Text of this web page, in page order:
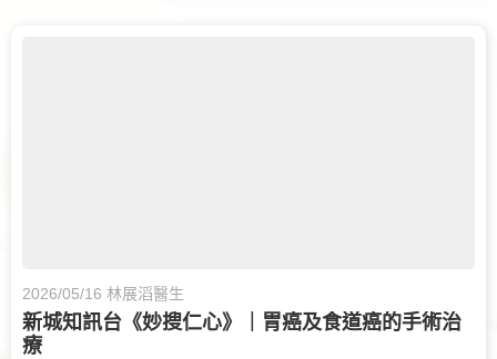
2026/05/16 林展滔醫生
新城知訊台《妙搜仁心》｜胃癌及食道癌的手術治
療